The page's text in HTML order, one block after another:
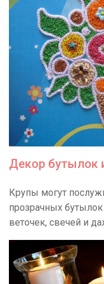
Декор бутылок
Крупы могут
прозрачных
веточек, свечей и